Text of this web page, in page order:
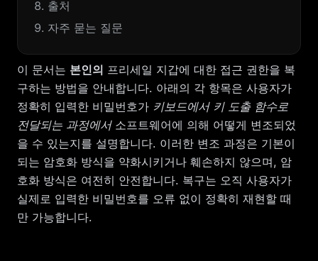
출처
자주 묻는 질문
이 문서는 본인의 프리세일 지갑에 대한 접근 권한을 복
구하는 방법을 안내합니다. 아래의 각 항목은 사용자가
정확히 입력한 비밀번호가 키보드에서 키 도출 함수로
전달되는 과정에서소프트웨어에 의해 어떻게 변조되었
을 수 있는지를 설명합니다. 이러한 변조 과정은 기본이
되는 암호화 방식을 약화시키거나 훼손하지 않으며, 암
호화 방식은 여전히 안전합니다. 복구는 오직 사용자가
실제로 입력한 비밀번호를 오류 없이 정확히 재현할 때
만 가능합니다.